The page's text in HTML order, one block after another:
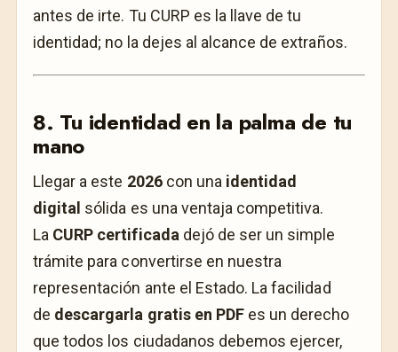
antes de irte. Tu CURP es la llave de tu
identidad; no la dejes al alcance de extraños.
8. Tu identidad en la palma de tu
mano
Llegar a este 2026con una identidad
digital sólida es una ventaja competitiva.
La CURP certificadadejó de ser un simple
trámite para convertirse en nuestra
representación ante el Estado. La facilidad
de descargarla gratis en PDF es un derecho
que todos los ciudadanos debemos ejercer,